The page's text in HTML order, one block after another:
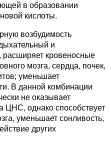
в образовании
кислоты.
возбудимость
и
расширяет кровеносные
мозга, сердца, почек,
уменьшает
В данной комбинации
не оказывает
ЦНС, однако способствует
уменьшает сонливость,
других